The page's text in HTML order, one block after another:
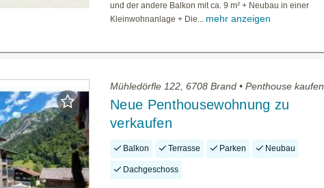
und der andere Balkon mit ca. 9 m² + Neubau in einer
Kleinwohnanlage + Die... mehr anzeigen
Mühledörfle 122, 6708 Brand • Penthouse kaufen
Neue Penthousewohnung zu
verkaufen
Balkon Terrasse Parken Neubau
Dachgeschoss